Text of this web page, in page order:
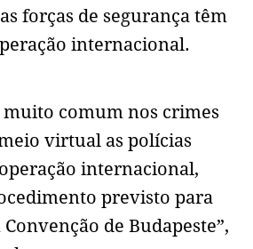
forças de segurança têm
internacional.
muito comum nos crimes
virtual as polícias
internacional,
previsto para
de Budapeste”,